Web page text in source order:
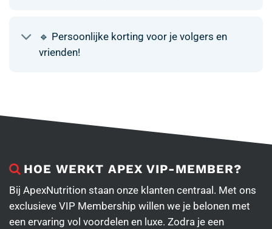
🔹 Persoonlijke korting voor je volgers en
vrienden!
HOE WERKT APEX VIP-MEMBER?
Bij ApexNutrition staan onze klanten centraal. Met ons
exclusieve VIP Membership willen we je belonen met
een ervaring vol voordelen en luxe. Zodra je een